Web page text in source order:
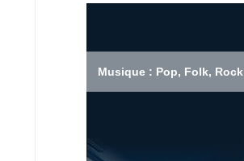
Musique : Pop, Folk, Rock